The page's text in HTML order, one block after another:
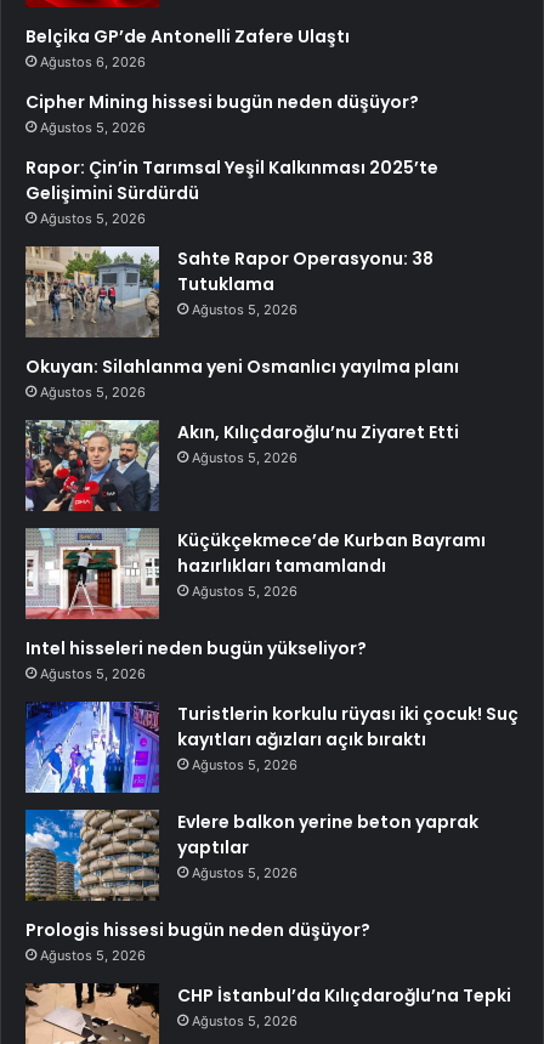
Belçika GP’de Antonelli Zafere Ulaştı
Ağustos 6, 2026
Cipher Mining hissesi bugün neden düşüyor?
Ağustos 5, 2026
Rapor: Çin’in Tarımsal Yeşil Kalkınması 2025’te
Gelişimini Sürdürdü
Ağustos 5, 2026
Sahte Rapor Operasyonu: 38
Tutuklama
Ağustos 5, 2026
Okuyan: Silahlanma yeni Osmanlıcı yayılma planı
Ağustos 5, 2026
Akın, Kılıçdaroğlu’nu Ziyaret Etti
Ağustos 5, 2026
Küçükçekmece’de Kurban Bayramı
hazırlıkları tamamlandı
Ağustos 5, 2026
Intel hisseleri neden bugün yükseliyor?
Ağustos 5, 2026
Turistlerin korkulu rüyası iki çocuk! Suç
kayıtları ağızları açık bıraktı
Ağustos 5, 2026
Evlere balkon yerine beton yaprak
yaptılar
Ağustos 5, 2026
Prologis hissesi bugün neden düşüyor?
Ağustos 5, 2026
CHP İstanbul’da Kılıçdaroğlu’na Tepki
Ağustos 5, 2026